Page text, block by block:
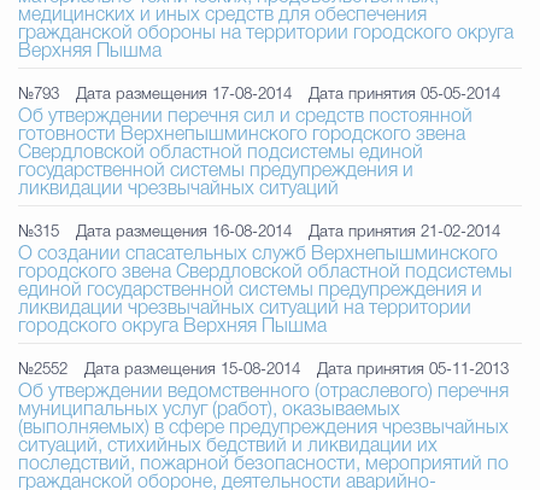
медицинских и иных средств для обеспечения
гражданской обороны на территории городского округа
Верхняя Пышма
№793 Дата размещения 17-08-2014 Дата принятия 05-05-2014
Об утверждении перечня сил и средств постоянной
готовности Верхнепышминского городского звена
Свердловской областной подсистемы единой
государственной системы предупреждения и
ликвидации чрезвычайных ситуаций
№315 Дата размещения 16-08-2014 Дата принятия 21-02-2014
О создании спасательных служб Верхнепышминского
городского звена Свердловской областной подсистемы
единой государственной системы предупреждения и
ликвидации чрезвычайных ситуаций на территории
городского округа Верхняя Пышма
№2552 Дата размещения 15-08-2014 Дата принятия 05-11-2013
Об утверждении ведомственного (отраслевого) перечня
муниципальных услуг (работ), оказываемых
(выполняемых) в сфере предупреждения чрезвычайных
ситуаций, стихийных бедствий и ликвидации их
последствий, пожарной безопасности, мероприятий по
гражданской обороне, деятельности аварийно-